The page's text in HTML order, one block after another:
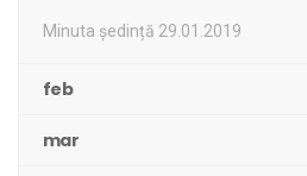
Minuta ședință 29.01.2019
feb
mar